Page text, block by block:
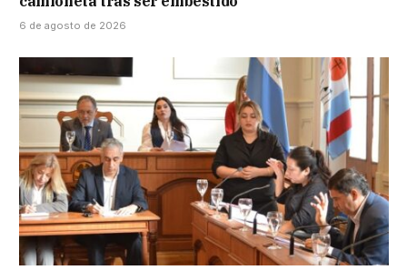
6 de agosto de 2026